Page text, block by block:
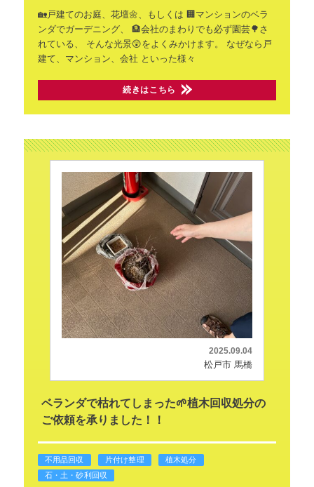
🏡戸建てのお庭、花壇🌼、もしくは 🏢マンションのベラ
ンダでガーデニング、
🏦会社のまわりでも必ず園芸🌳さ
れている、
そんな光景😲をよくみかけます。
なぜなら戸
建て、マンション、会社 といった様々
続きはこちら
2025.09.04
松戸市 馬橋
ベランダで枯れてしまった🌱植木回収処分の
ご依頼を承りました！！
不用品回収 片付け整理
植木処分
石・土・砂利回収